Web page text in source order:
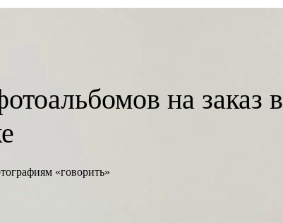
на заказ в
«говорить»